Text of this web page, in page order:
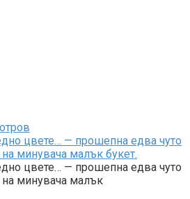
цвете… — прошепна едва чуто
минувача малък букет.
цвете… — прошепна едва чуто
на минувача малък